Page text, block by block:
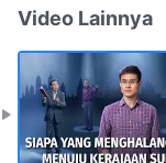
Video Lainnya